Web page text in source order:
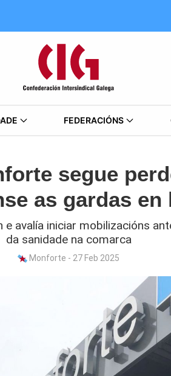
FEDERACIÓNS
segue
as gardas en
avalía iniciar mobilizacións
da sanidade na comarca
Monforte - 27 Feb 2025